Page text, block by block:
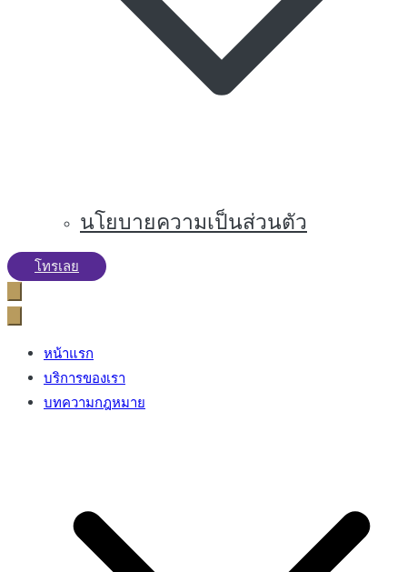
นโยบายความเป็นส่วนตัว
โทรเลย
หน้าแรก
บริการของเรา
บทความกฎหมาย